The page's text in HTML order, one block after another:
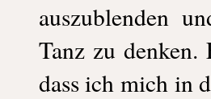
auszublenden
Tanz zu
dass ich mich in